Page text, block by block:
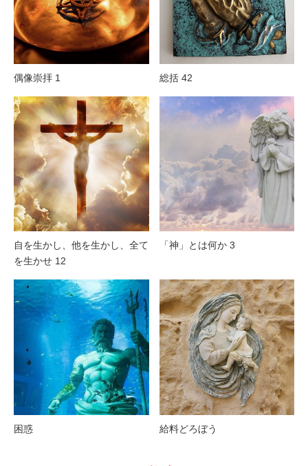
偶像崇拝 1 総括 42
自を生かし、他を生かし、全て
を生かせ 12
「神」とは何か 3
困惑 給料どろぼう